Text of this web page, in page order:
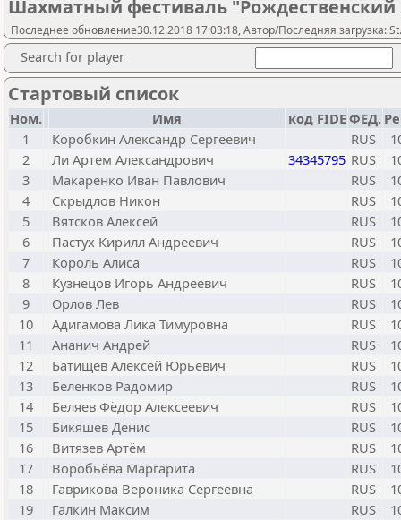
Шахматный фестиваль "Рождественский
Последнее обновление30.12.2018 17:03:18, Автор/Последняя загрузка:
Search for player
Стартовый список
Ном. Имя код FIDEФЕД.
1
Коробкин Александр Сергеевич RUS
2
Ли Артем Александрович 34345795 RUS
3
Макаренко Иван Павлович RUS
4
Скрыдлов Никон RUS
5
Вятсков Алексей RUS
6
Пастух Кирилл Андреевич RUS
7
Король Алиса RUS
8
Кузнецов Игорь Андреевич RUS
9
Орлов Лев RUS
10
Адигамова Лика Тимуровна RUS
11
Ананич Андрей RUS
12
Батищев Алексей Юрьевич RUS
13
Беленков Радомир RUS
14
Беляев Фёдор Алексеевич RUS
15
Бикяшев Денис RUS
16
Витязев Артём RUS
17
Воробьёва Маргарита RUS
18
Гаврикова Вероника Сергеевна RUS
19
Галкин Максим RUS